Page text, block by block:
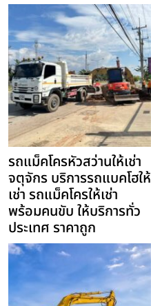
รถแม็คโครหัวสว่านให้เช่า
จตุจักร บริการรถแบคโฮให้
เช่า รถแม็คโครให้เช่า
พร้อมคนขับ ให้บริการทั่ว
ประเทศ ราคาถูก